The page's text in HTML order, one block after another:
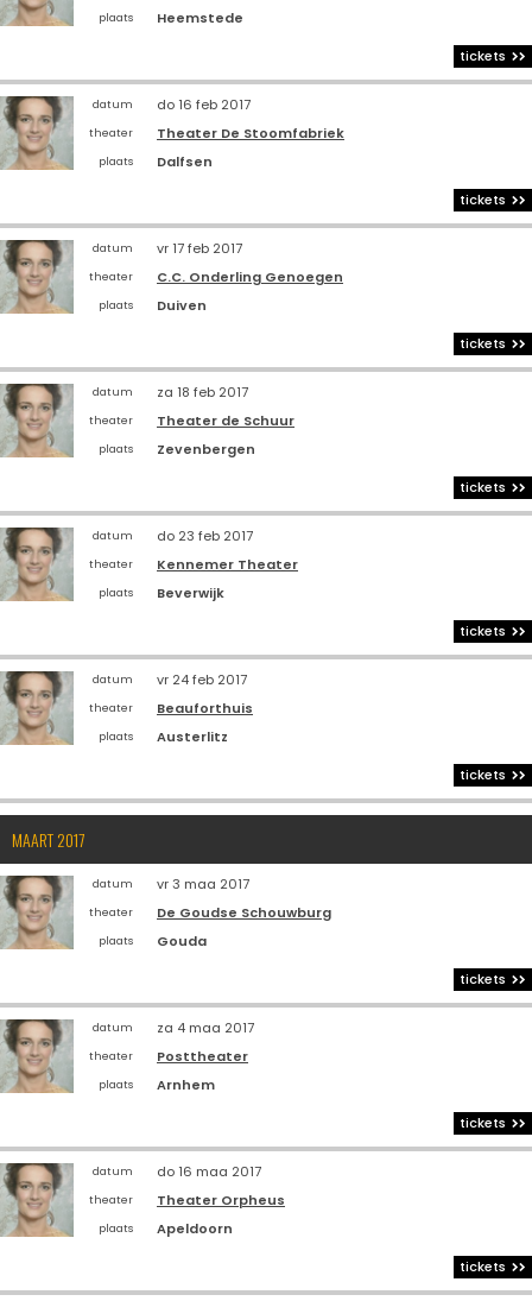
plaats
Heemstede
tickets
datum do 16 feb 2017
theater Theater De Stoomfabriek
plaats
Dalfsen
tickets
datum vr 17 feb 2017
theater C.C. Onderling Genoegen
plaats
Duiven
tickets
datum za 18 feb 2017
theater Theater de Schuur
plaats
Zevenbergen
tickets
datum do 23 feb 2017
theater Kennemer Theater
plaats
Beverwijk
tickets
datum vr 24 feb 2017
theater Beauforthuis
plaats
Austerlitz
tickets
MAART 2017
datum vr 3 maa 2017
theater De Goudse Schouwburg
plaats
Gouda
tickets
datum za 4 maa 2017
theater Posttheater
plaats
Arnhem
tickets
datum do 16 maa 2017
theater Theater Orpheus
plaats
Apeldoorn
tickets